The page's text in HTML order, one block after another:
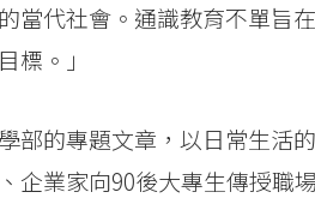
當代社會。通識教育不單旨
標。」
部的專題文章，以日常生活
企業家向90後大專生傳授職